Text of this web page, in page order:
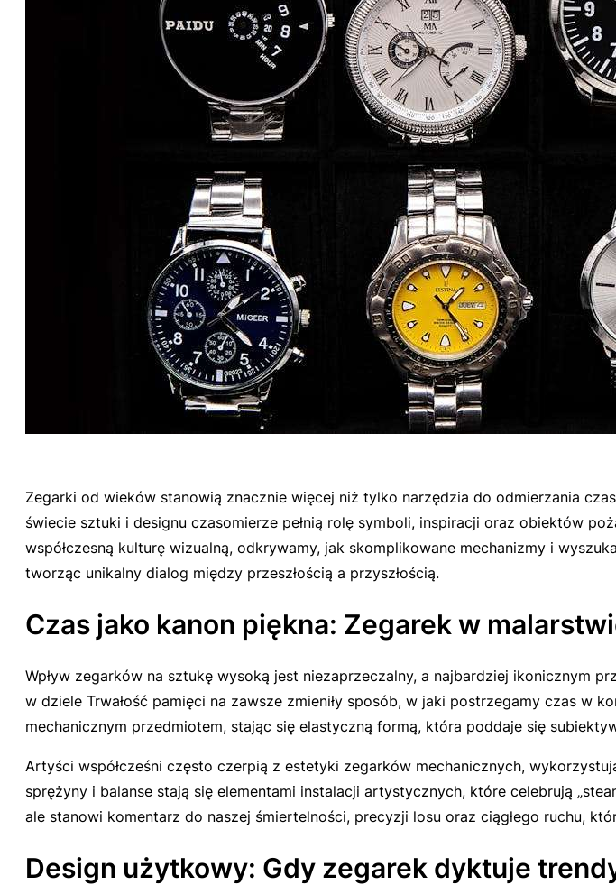
Zegarki od wieków stanowią znacznie więcej niż tylko narzędzia do odmierzania
świecie sztuki i designu czasomierze pełnią rolę symboli, inspiracji oraz obiektów
współczesną kulturę wizualną, odkrywamy, jak skomplikowane mechanizmy i
tworząc unikalny dialog między przeszłością a przyszłością.
Czas jako kanon piękna: Zegarek w
Wpływ zegarków na sztukę wysoką jest niezaprzeczalny, a najbardziej ikonicznym
w dziele Trwałość pamięci na zawsze zmieniły sposób, w jaki postrzegamy czas w
mechanicznym przedmiotem, stając się elastyczną formą, która poddaje się
Artyści współcześni często czerpią z estetyki zegarków mechanicznych,
sprężyny i balanse stają się elementami instalacji artystycznych, które celebrują
ale stanowi komentarz do naszej śmiertelności, precyzji losu oraz ciągłego ruchu,
Design użytkowy: Gdy zegarek dyktuje